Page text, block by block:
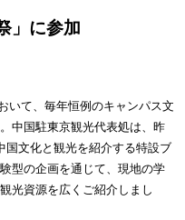
」に参加
いて、毎年恒例のキャンパス文
中国駐東京観光代表処は、昨
国文化と観光を紹介する特設ブ
型の企画を通じて、現地の学
光資源を広くご紹介しまし